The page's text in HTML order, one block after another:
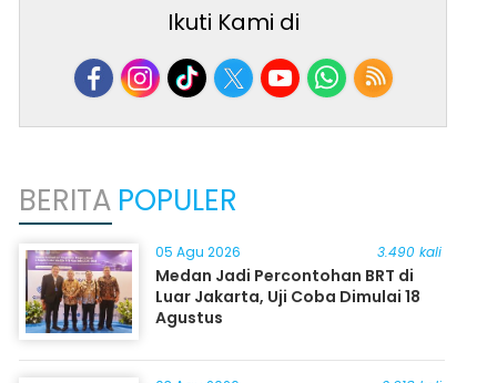
Ikuti Kami di
BERITA POPULER
05 Agu 2026 3.490 kali
Medan Jadi Percontohan BRT di
Luar Jakarta, Uji Coba Dimulai 18
Agustus